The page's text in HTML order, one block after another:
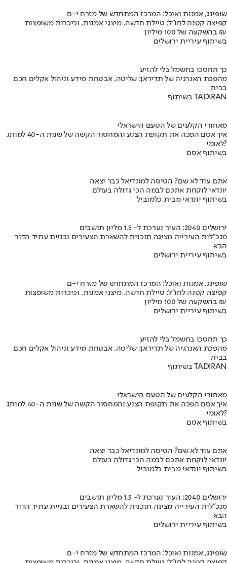
שופינג, אמנות ואוכל: המרכז המתחדש של מזרח י-ם
קפיצה קטנה לחו"ל: טיילת חדשה, מיצגי אמנות, וכיכרות משופצות
בהשקעה של 100 מיליון ₪
בשיתוף עיריית ירושלים
כך תחסכו בחשמל בלי להזיע
מהפכת האנרגיה של תדיראן: שליטה, אבטחת מידע וניהול אקלים חכם
בבית
בשיתוף TADIRAN
מאחורי הקלעים של הטעם הישראלי
איך אסם הפכה את תקופת הצנע והמחסור הקשה של שנות ה-40 למותג
לאומי?
בשיתוף אסם
אתם עוד לא שם? הטיסה למונדיאל כבר יצאה
יונדאי לוקחת אתכם לבמה הכי גדולה בעולם
בשיתוף יונדאי מבית כלמוביל
ירושלים 2040: העיר נערכת ל- 1.5 מליון תושבים
מנכ"לית העירייה מציגה תוכנית להשארת הצעירים ובניית עתיד הדור
הבא
בשיתוף עיריית ירושלים
שופינג, אמנות ואוכל: המרכז המתחדש של מזרח י-ם
קפיצה קטנה לחו"ל: טיילת חדשה, מיצגי אמנות, וכיכרות משופצות
בהשקעה של 100 מיליון ₪
בשיתוף עיריית ירושלים
כך תחסכו בחשמל בלי להזיע
מהפכת האנרגיה של תדיראן: שליטה, אבטחת מידע וניהול אקלים חכם
בבית
בשיתוף TADIRAN
מאחורי הקלעים של הטעם הישראלי
איך אסם הפכה את תקופת הצנע והמחסור הקשה של שנות ה-40 למותג
לאומי?
בשיתוף אסם
אתם עוד לא שם? הטיסה למונדיאל כבר יצאה
יונדאי לוקחת אתכם לבמה הכי גדולה בעולם
בשיתוף יונדאי מבית כלמוביל
ירושלים 2040: העיר נערכת ל- 1.5 מליון תושבים
מנכ"לית העירייה מציגה תוכנית להשארת הצעירים ובניית עתיד הדור
הבא
בשיתוף עיריית ירושלים
שופינג, אמנות ואוכל: המרכז המתחדש של מזרח י-ם